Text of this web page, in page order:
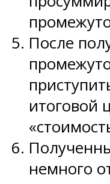
После
итоговой
немного